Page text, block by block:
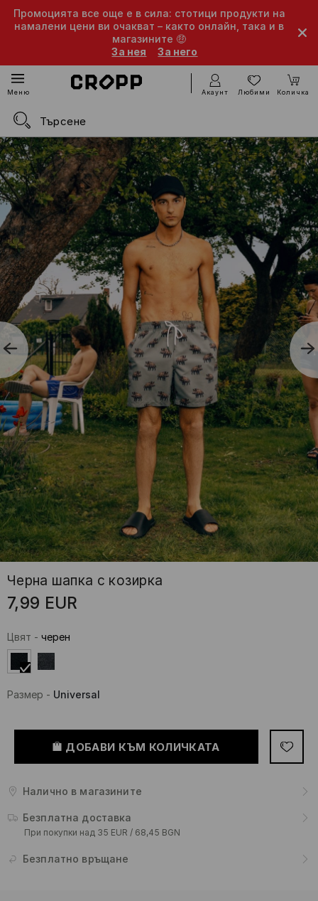
Промоцията все още е в сила: стотици продукти на
намалени цени ви очакват – както онлайн, така и в
магазините 🤑
За нея
За него
Меню Акаунт Любими Количка
Черна шапка с козирка
7,99 EUR
Цвят - черeн
Размер - Universal
ДОБАВИ КЪМ КОЛИЧКАТА
Налично в магазините
Безплатна доставка
При покупки над 35 EUR / 68,45 BGN
Безплатно връщане